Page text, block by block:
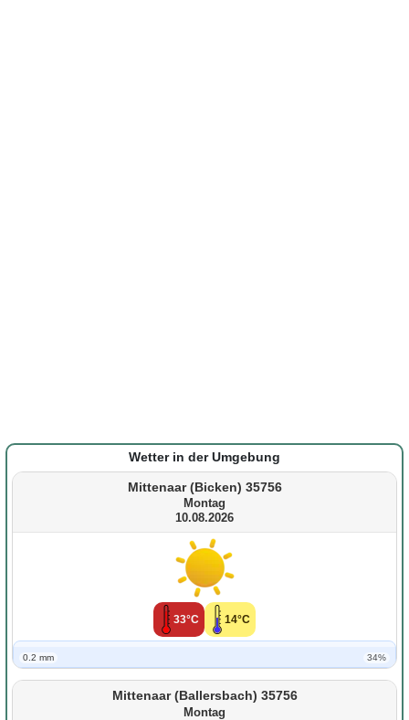
Wetter in der Umgebung
Mittenaar (Bicken) 35756
Montag
10.08.2026
33°C 14°C
0.2 mm 34%
Mittenaar (Ballersbach) 35756
Montag